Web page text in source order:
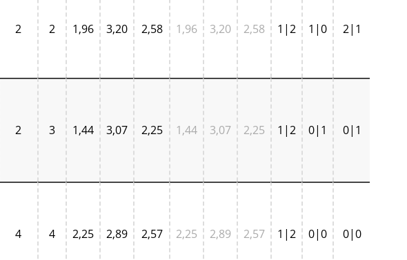
2 2 1,96 3,20 2,58 1,96 3,20 2,58 1|2 1|0 2|1
2 3 1,44 3,07 2,25 1,44 3,07 2,25 1|2 0|1 0|1
4 4 2,25 2,89 2,57 2,25 2,89 2,57 1|2 0|0 0|0